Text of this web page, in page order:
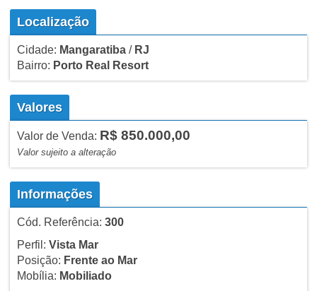
Localização
Cidade: Mangaratiba/ RJ
Bairro: Porto Real Resort
Valores
Valor de Venda: R$ 850.000,00
Valor sujeito a alteração
Informações
Cód. Referência: 300
Perfil: Vista Mar
Posição: Frente ao Mar
Mobília: Mobiliado